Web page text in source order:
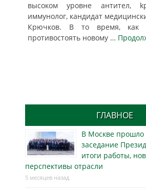
высоком уровне антител,
иммунолог, кандидат
Крючков. В то время, как
противостоять новому …
ГЛАВНОЕ
В Москве прошло
заседание
итоги работы,
перспективы отрасли
5 месяцев назад